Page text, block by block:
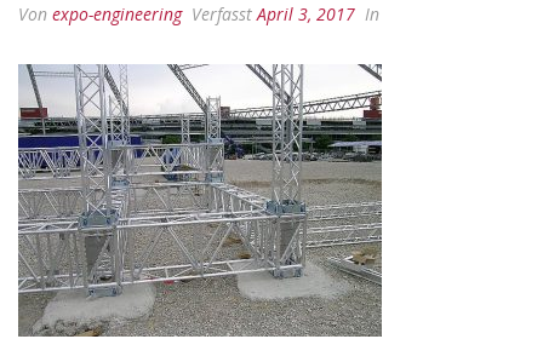
Von expo-engineering Verfasst April 3, 2017 In